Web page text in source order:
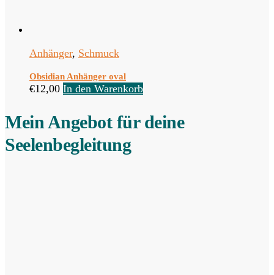
Anhänger, Schmuck
Obsidian Anhänger oval
€12,00 In den Warenkorb
Mein Angebot für deine
Seelenbegleitung